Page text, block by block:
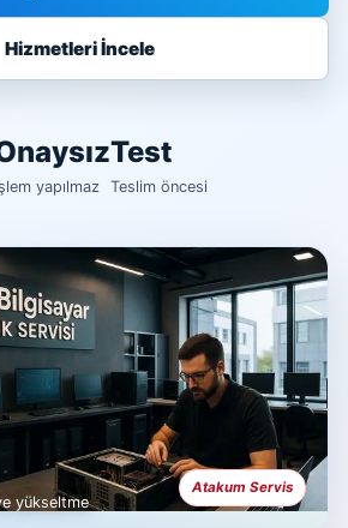
Hizmetleri İncele
yapılmaz
Test
Teslim öncesi
yükseltme
Atakum Servis